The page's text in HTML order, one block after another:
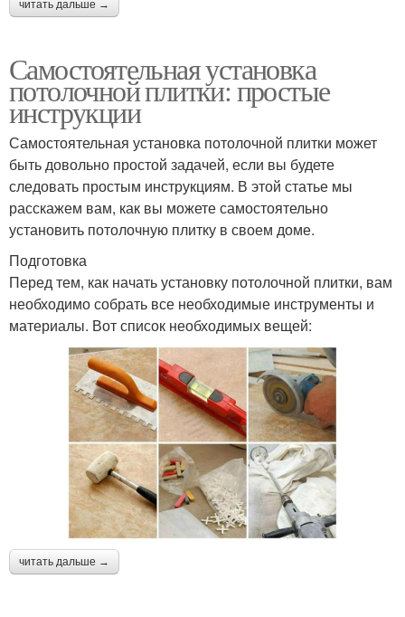
читать дальше →
Самостоятельная установка
потолочной плитки: простые
инструкции
Самостоятельная установка потолочной плитки может
быть довольно простой задачей, если вы будете
следовать простым инструкциям. В этой статье мы
расскажем вам, как вы можете самостоятельно
установить потолочную плитку в своем доме.
Подготовка
Перед тем, как начать установку потолочной плитки, вам
необходимо собрать все необходимые инструменты и
материалы. Вот список необходимых вещей:
читать дальше →